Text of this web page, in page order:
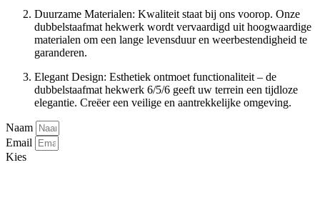
Duurzame Materialen: Kwaliteit staat bij ons voorop. Onze
dubbelstaafmat hekwerk wordt vervaardigd uit hoogwaardige
materialen om een lange levensduur en weerbestendigheid te
garanderen.
Elegant Design: Esthetiek ontmoet functionaliteit – de
dubbelstaafmat hekwerk 6/5/6 geeft uw terrein een tijdloze
elegantie. Creëer een veilige en aantrekkelijke omgeving.
Naam
Email
Kies